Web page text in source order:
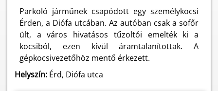
Parkoló járműnek csapódott egy személykocsi
Érden, a Diófa utcában. Az autóban csak a sofőr
ült, a város hivatásos tűzoltói emelték ki a
kocsiból, ezen kívül áramtalanítottak. A
gépkocsivezetőhöz mentő érkezett.
Helyszín: Érd, Diófa utca